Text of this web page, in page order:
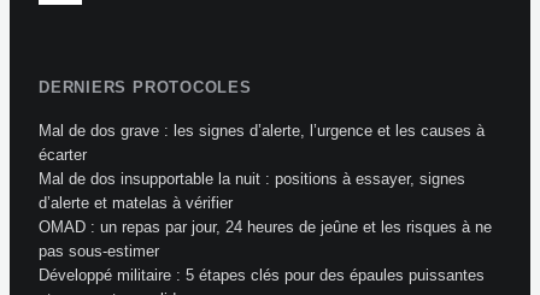
DERNIERS PROTOCOLES
Mal de dos grave : les signes d’alerte, l’urgence et les causes à
écarter
Mal de dos insupportable la nuit : positions à essayer, signes
d’alerte et matelas à vérifier
OMAD : un repas par jour, 24 heures de jeûne et les risques à ne
pas sous-estimer
Développé militaire : 5 étapes clés pour des épaules puissantes